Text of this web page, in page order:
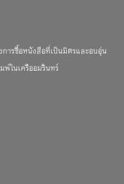
ารซื้อหนังสือที่เป็นมิตรและอบอุ่น
ในเครืออมรินทร์